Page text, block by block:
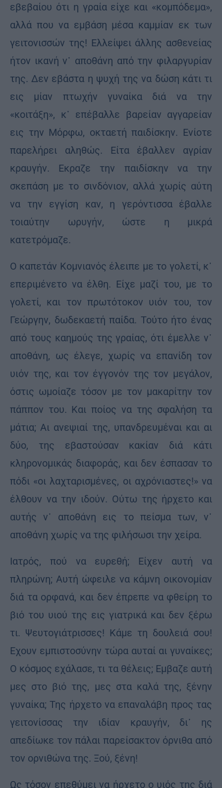
εβεβαίου ότι η γραία είχε και «κομπόδεμα»,
αλλά που να εμβάση μέσα καμμίαν εκ των
γειτονισσών της! Ελλείψει άλλης ασθενείας
ήτον ικανή ν᾽ αποθάνη από την φιλαργυρίαν
της. Δεν εβάστα η ψυχή της να δώση κάτι τι
εις μίαν πτωχήν γυναίκα διά να την
«κοιτάξη», κ᾽ επέβαλλε βαρείαν αγγαρείαν
εις την Μόρφω, οκταετή παιδίσκην. Ενίοτε
παρελήρει αληθώς. Είτα έβαλλεν αγρίαν
κραυγήν. Εκραζε την παιδίσκην να την
σκεπάση με το σινδόνιον, αλλά χωρίς αύτη
να την εγγίση καν, η γερόντισσα έβαλλε
τοιαύτην ωρυγήν, ώστε η μικρά
κατετρόμαζε.
Ο καπετάν Κομνιανός έλειπε με το γολετί, κ᾽
επεριμένετο να έλθη. Είχε μαζί του, με το
γολετί, και τον πρωτότοκον υιόν του, τον
Γεώργην, δωδεκαετή παίδα. Τούτο ήτο ένας
από τους καημούς της γραίας, ότι έμελλε ν᾽
αποθάνη, ως έλεγε, χωρίς να επανίδη τον
υιόν της, και τον έγγονόν της τον μεγάλον,
όστις ωμοίαζε τόσον με τον μακαρίτην τον
πάππον του. Και ποίος να της σφαλήση τα
μάτια; Αι ανεψιαί της, υπανδρευμέναι και αι
δύο, της εβαστούσαν κακίαν διά κάτι
κληρονομικάς διαφοράς, και δεν έσπασαν το
πόδι «οι λαχταρισμένες, οι αχρόνιαστες!» να
έλθουν να την ιδούν. Ούτω της ήρχετο και
αυτής ν᾽ αποθάνη εις το πείσμα των, ν᾽
αποθάνη χωρίς να της φιλήσωσι την χείρα.
Ιατρός, πού να ευρεθή; Είχεν αυτή να
πληρώνη; Αυτή ώφειλε να κάμνη οικονομίαν
διά τα ορφανά, και δεν έπρεπε να φθείρη το
βιό του υιού της εις γιατρικά και δεν ξέρω
τι. Ψευτογιάτρισσες! Κάμε τη δουλειά σου!
Εχουν εμπιστοσύνην τώρα αυταί αι γυναίκες;
Ο κόσμος εχάλασε, τι τα θέλεις; Εμβαζε αυτή
μες στο βιό της, μες στα καλά της, ξένην
γυναίκα; Της ήρχετο να επαναλάβη προς τας
γειτονίσσας την ιδίαν κραυγήν, δι᾽ ης
απεδίωκε τον πάλαι παρείσακτον όρνιθα από
τον ορνιθώνα της. Ξού, ξένη!
Ως τόσον επεθύμει να ήρχετο ο υιός της διά